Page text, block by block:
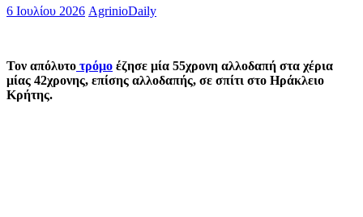
6 Ιουλίου 2026 AgrinioDaily
Τον απόλυτο τρόμο έζησε μία 55χρονη αλλοδαπή στα χέρια
μίας 42χρονης, επίσης αλλοδαπής, σε σπίτι στο Ηράκλειο
Κρήτης.